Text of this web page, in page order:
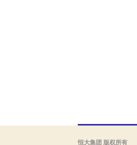
恒大集团 版权所有